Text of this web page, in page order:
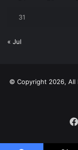
31
« Jul
© Copyright 2026, All